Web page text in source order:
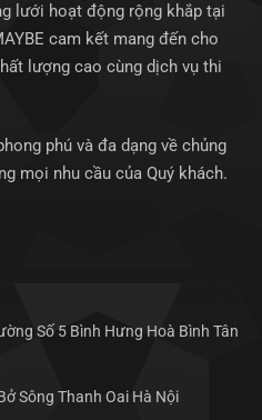
lưới hoạt động rộng khắp tại
cam kết mang đến cho
lượng cao cùng dịch vụ thi
phú và đa dạng về chủng
mọi nhu cầu của Quý khách.
Số 5 Bình Hưng Hoà Bình Tân
Sông Thanh Oai Hà Nội